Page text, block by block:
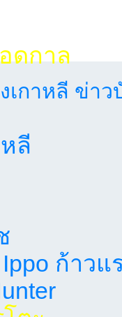
ดกาล
เกาหลี ข่าว
ลี
ก้าวแ